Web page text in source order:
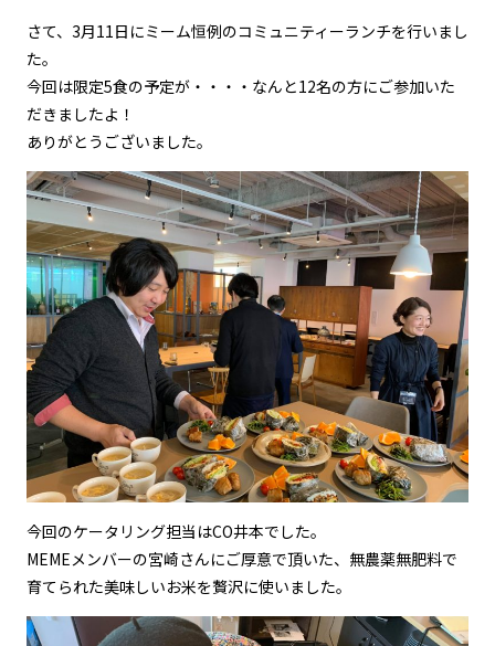
さて、3月11日にミーム恒例のコミュニティーランチを行いまし
た。
今回は限定5食の予定が・・・・なんと12名の方にご参加いた
だきましたよ！
ありがとうございました。
今回のケータリング担当はCO井本でした。
MEMEメンバーの宮崎さんにご厚意で頂いた、無農薬無肥料で
育てられた美味しいお米を贅沢に使いました。